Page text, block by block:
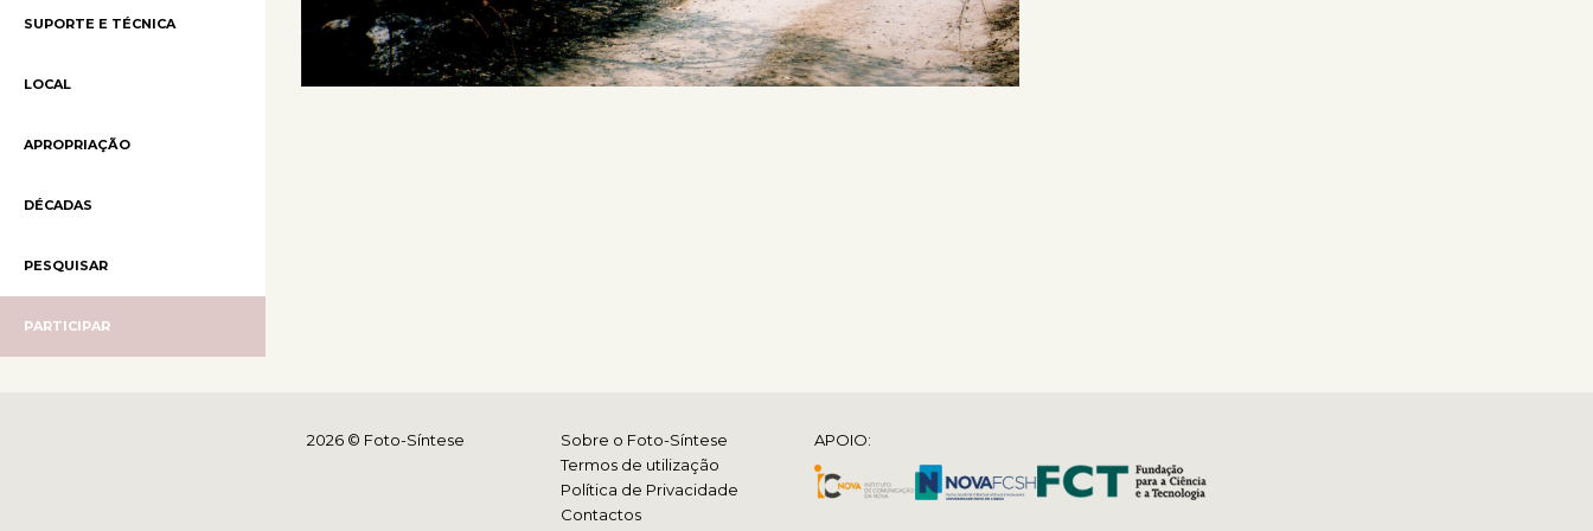
SUPORTE E TÉCNICA
LOCAL
APROPRIAÇÃO
DÉCADAS
PESQUISAR
PARTICIPAR
Sobre o Foto-Síntese
Termos de utilização
Política de Privacidade
Contactos
APOIO:
2026 © Foto-Síntese